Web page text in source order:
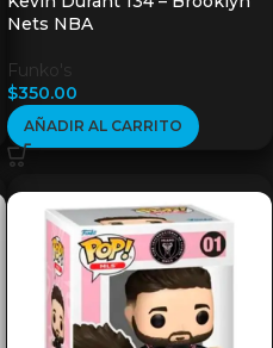
Nets NBA
Funko's
$350.00
AÑADIR AL CARRITO